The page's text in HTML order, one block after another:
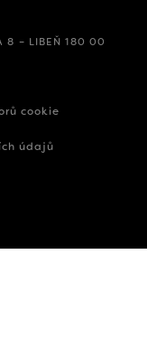
8 – LIBEŇ 180 00
cookie
údajů